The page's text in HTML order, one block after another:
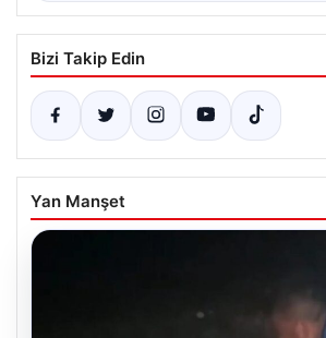
Bizi Takip Edin
Yan Manşet